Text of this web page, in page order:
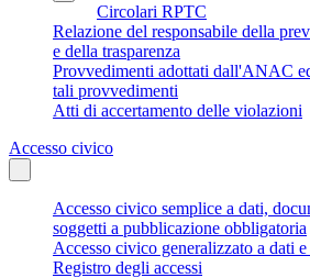
Circolari RPTC
Relazione del responsabile della
e della trasparenza
Provvedimenti adottati dall'ANAC
tali provvedimenti
Atti di accertamento delle violazioni
Accesso civico
Accesso civico semplice a dati,
soggetti a pubblicazione obbligatoria
Accesso civico generalizzato a dati
Registro degli accessi